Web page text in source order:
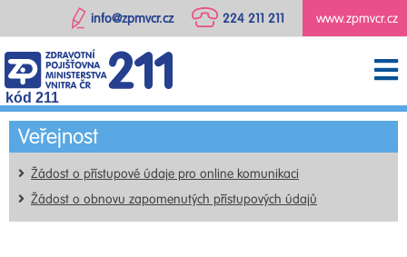
www.zpmvcr.cz
224 211 211
info@zpmvcr.cz
kód 211
Veřejnost
Žádost o přístupové údaje pro online komunikaci
Žádost o obnovu zapomenutých přístupových údajů